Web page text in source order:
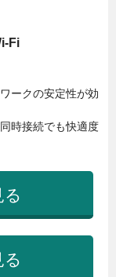
Fi
ークの安定性が効
時接続でも快適度